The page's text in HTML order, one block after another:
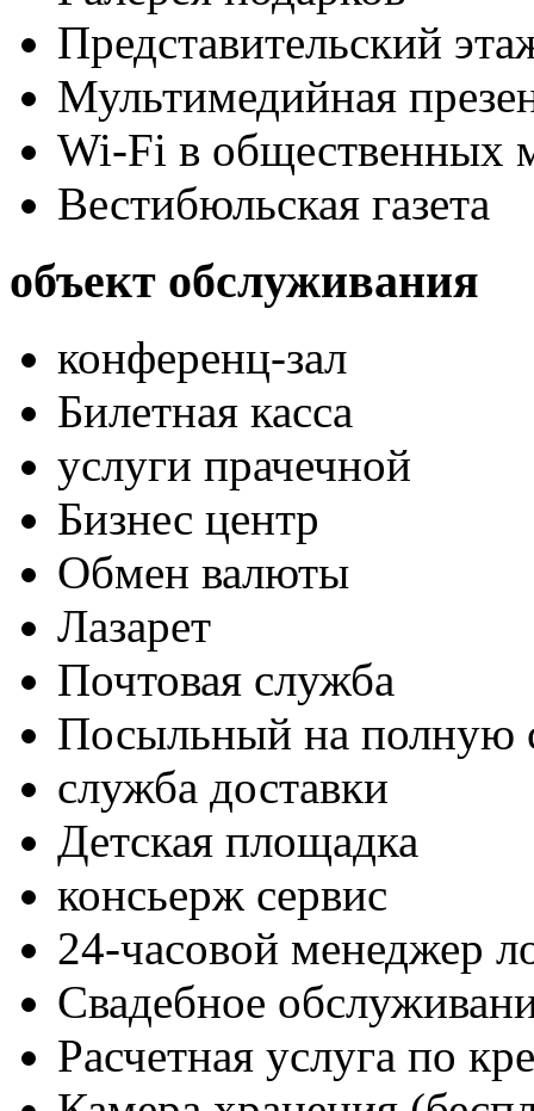
Представительский
Мультимедийная
Wi-Fi в общественных
Вестибюльская газета
объект обслуживания
конференц-зал
Билетная касса
услуги прачечной
Бизнес центр
Обмен валюты
Лазарет
Почтовая служба
Посыльный на полную
служба доставки
Детская площадка
консьерж сервис
24-часовой менеджер
Свадебное
Расчетная услуга по